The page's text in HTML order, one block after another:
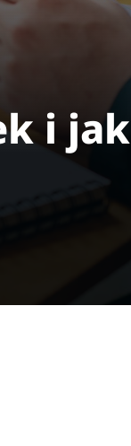
i jak